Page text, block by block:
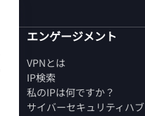
エンゲージメント
VPNとは
IP検索
私のIPは何ですか？
サイバーセキュリティハブ